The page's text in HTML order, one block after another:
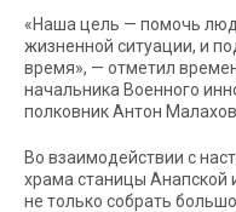
«Наша цель — помочь
жизненной ситуации, и
время», — отметил
начальника Военного
полковник Антон
Во взаимодействии с
храма станицы Анапской
не только собрать